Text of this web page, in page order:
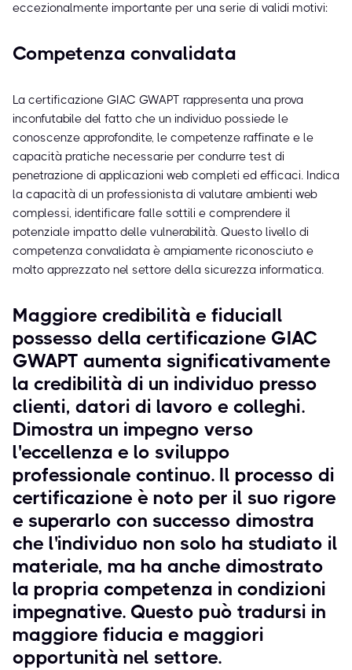
eccezionalmente importante per una serie di validi motivi:
Competenza convalidata
La certificazione GIAC GWAPT rappresenta una prova
inconfutabile del fatto che un individuo possiede le
conoscenze approfondite, le competenze raffinate e le
capacità pratiche necessarie per condurre test di
penetrazione di applicazioni web completi ed efficaci. Indica
la capacità di un professionista di valutare ambienti web
complessi, identificare falle sottili e comprendere il
potenziale impatto delle vulnerabilità. Questo livello di
competenza convalidata è ampiamente riconosciuto e
molto apprezzato nel settore della sicurezza informatica.
Maggiore credibilità e fiduciaIl
possesso della certificazione GIAC
GWAPT aumenta significativamente
la credibilità di un individuo presso
clienti, datori di lavoro e colleghi.
Dimostra un impegno verso
l'eccellenza e lo sviluppo
professionale continuo. Il processo di
certificazione è noto per il suo rigore
e superarlo con successo dimostra
che l'individuo non solo ha studiato il
materiale, ma ha anche dimostrato
la propria competenza in condizioni
impegnative. Questo può tradursi in
maggiore fiducia e maggiori
opportunità nel settore.